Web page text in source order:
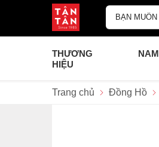
THƯƠNG
HIỆU
NAM
Trang chủ Đồng Hồ